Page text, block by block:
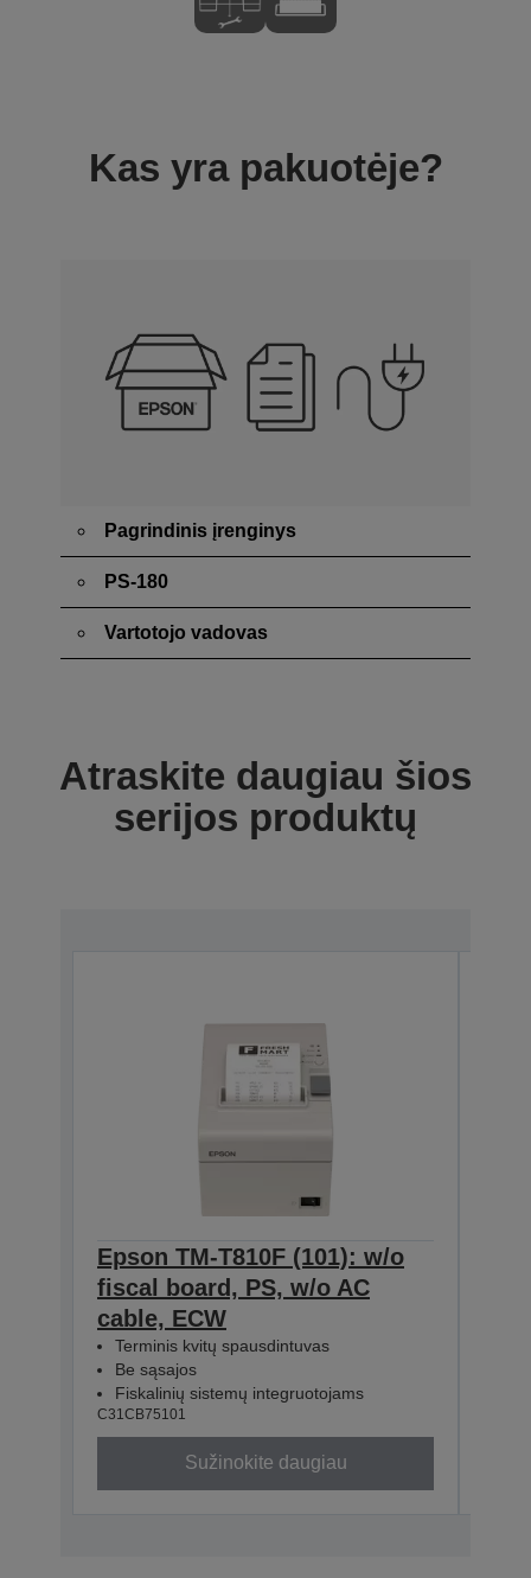
Kas yra pakuotėje?
Pagrindinis įrenginys
PS-180
Vartotojo vadovas
Atraskite daugiau šios
serijos produktų
Epson TM-T810F (101): w/o
fiscal board, PS, w/o AC
cable, ECW
Terminis kvitų spausdintuvas
Be sąsajos
Fiskalinių sistemų integruotojams
C31CB75101
Sužinokite daugiau